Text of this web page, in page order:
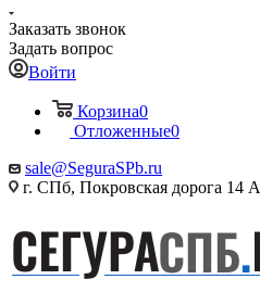
Заказать звонок
Задать вопрос
Войти
Корзина0
Отложенные0
sale@SeguraSPb.ru
г. СПб, Покровская дорога 14 А